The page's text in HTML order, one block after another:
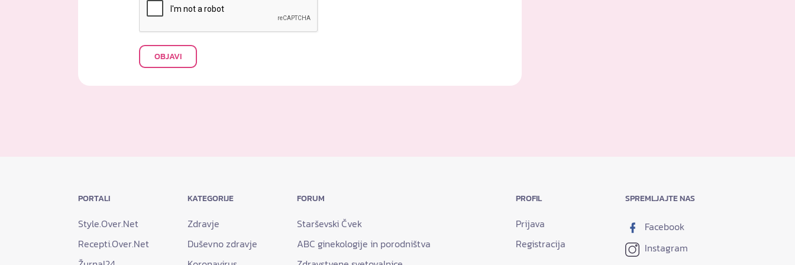
OBJAVI
PORTALI
Style.Over.Net
Recepti.Over.Net
KATEGORIJE
Zdravje
Duševno zdravje
FORUM
Starševski Čvek
ABC ginekologije in porodništva
PROFIL
Prijava
Registracija
SPREMLJAJTE NAS
Facebook
Instagram